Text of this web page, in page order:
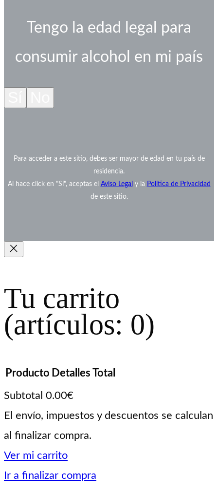
Tengo la edad legal para
consumir alcohol en mi país
Para acceder a este sitio, debes ser mayor de edad en tu país de
residencia.
Al hace click en "Sí", aceptas el Aviso Legal y la Política de Privacidad
de este sitio.
Tu carrito
(artículos: 0)
Productos
del
carrito
Producto Detalles Total
Subtotal 0.00€
El envío, impuestos y descuentos se calculan
al finalizar compra.
Ver mi carrito
Ir a finalizar compra